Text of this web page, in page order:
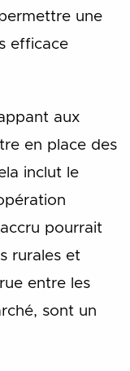
une
efficace
aux
en place des
inclut le
pourrait
rurales et
entre les
sont un